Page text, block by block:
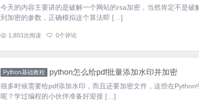
今天的内容主要讲的是破解一个网站的rsa加密，当然肯定不是破
到加密的参数，正确模拟这个算法即 […]
... 1,803次阅读 0个评论
Python基础教程 python怎么给pdf批量添加水印并加密
很多时候需要给pdf添加水印，而且还要加密文件，这些在Python
呢？学过编程的小伙伴准备好迎接 […]